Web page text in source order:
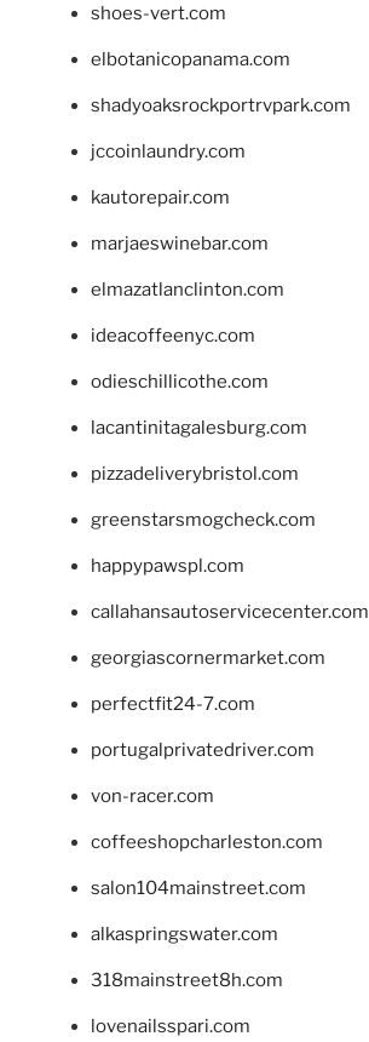
shoes-vert.com
elbotanicopanama.com
shadyoaksrockportrvpark.com
jccoinlaundry.com
kautorepair.com
marjaeswinebar.com
elmazatlanclinton.com
ideacoffeenyc.com
odieschillicothe.com
lacantinitagalesburg.com
pizzadeliverybristol.com
greenstarsmogcheck.com
happypawspl.com
callahansautoservicecenter.com
georgiascornermarket.com
perfectfit24-7.com
portugalprivatedriver.com
von-racer.com
coffeeshopcharleston.com
salon104mainstreet.com
alkaspringswater.com
318mainstreet8h.com
lovenailsspari.com